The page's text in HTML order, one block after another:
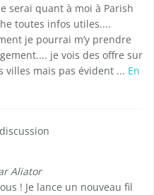
serai quant à moi à Parish
toutes infos utiles....
je pourrai m’y prendre
je vois des offre sur
villes mais pas évident ... En
Aliator
! Je lance un nouveau fil